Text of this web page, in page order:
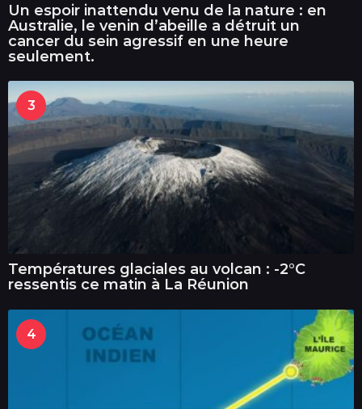
Un espoir inattendu venu de la nature : en
Australie, le venin d’abeille a détruit un
cancer du sein agressif en une heure
seulement.
3
Températures glaciales au volcan : -2°C
ressentis ce matin à La Réunion
4